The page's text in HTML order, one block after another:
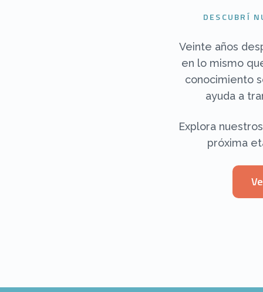
DESCUBRÍ
Veinte años
en lo mismo
conocimiento
ayuda a
Explora
próxima